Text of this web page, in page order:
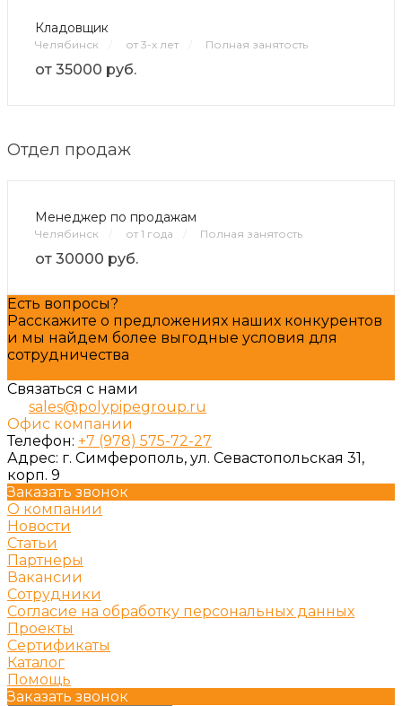
Кладовщик
Челябинск от 3-х лет Полная занятость
от 35000 руб.
Отдел продаж
Менеджер по продажам
Челябинск от 1 года Полная занятость
от 30000 руб.
Есть вопросы?
Расскажите о предложениях наших конкурентов
и мы найдем более выгодные условия для
сотрудничества
Связаться с нами
sales@polypipegroup.ru
Офис компании
Телефон: +7 (978) 575-72-27
Адрес: г. Симферополь, ул. Севастопольская 31,
корп. 9
Заказать звонок
О компании
Новости
Статьи
Партнеры
Вакансии
Сотрудники
Согласие на обработку персональных данных
Проекты
Сертификаты
Каталог
Помощь
Заказать звонок